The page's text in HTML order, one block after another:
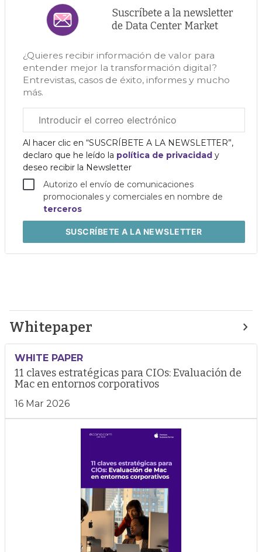
Suscríbete a la newsletter
de Data Center Market
¿Quieres recibir información de valor para
entender mejor la transformación digital?
Entrevistas, casos de éxito, informes y mucho
más.
electrónico
corporativo
Al hacer clic en “SUSCRÍBETE A LA NEWSLETTER”,
declaro que he leído la política de privacidad y
deseo recibir la Newsletter
Autorizo el envío de comunicaciones
promocionales y comerciales en nombre de
terceros
SUSCRÍBETEA LA NEWSLETTER
Whitepaper
WHITE PAPER
11 claves estratégicas para CIOs: Evaluación de
Mac en entornos corporativos
16 Mar 2026